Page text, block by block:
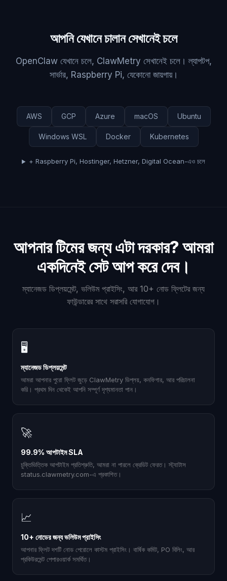
আপনি যেখানে চালান সেখানেই চলে
OpenClaw যেখানে চলে, ClawMetry সেখানেই চলে। ল্যাপটপ,
সার্ভার, Raspberry Pi, যেকোনো জায়গায়।
AWS GCP Azure macOS Ubuntu
Windows WSL Docker Kubernetes
+ Raspberry Pi, Hostinger, Hetzner, Digital Ocean-এও চলে
আপনার টিমের জন্য এটা দরকার? আমরা
একদিনেই সেট আপ করে দেব।
ম্যানেজড ডিপ্লয়মেন্ট, ভলিউম প্রাইসিং, আর 10+ নোড ফ্লিটের জন্য
ফাউন্ডারের সাথে সরাসরি যোগাযোগ।
🖥
ম্যানেজড ডিপ্লয়মেন্ট
আমরা আপনার পুরো ফ্লিট জুড়ে ClawMetry ডিপ্লয়, কনফিগার, আর পরিচালনা
করি। প্রথম দিন থেকেই আপনি সম্পূর্ণ দৃশ্যমানতা পান।
🚀
99.9% আপটাইম SLA
চুক্তিভিত্তিক আপটাইম প্রতিশ্রুতি, আমরা না পারলে ক্রেডিট ফেরত। স্ট্যাটাস
status.clawmetry.com-এ প্রকাশিত।
📈
10+ নোডের জন্য ভলিউম প্রাইসিং
আপনার ফ্লিট দশটি নোড পেরোলে কাস্টম প্রাইসিং। বার্ষিক কমিট, PO বিলিং, আর
প্রকিউরমেন্ট পেপারওয়ার্ক সমর্থিত।